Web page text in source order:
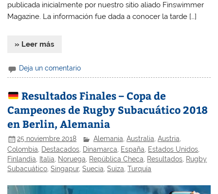
publicada inicialmente por nuestro sitio aliado Finswimmer
Magazine. La información fue dada a conocer la tarde […]
» Leer más
Deja un comentario
Resultados Finales – Copa de
Campeones de Rugby Subacuático 2018
en Berlin, Alemania
25 noviembre 2018 Alemania,Australia,Austria,
Colombia
Destacados Dinamarca España Estados Unidos
Finlandia
Italia Noruega República Checa Resultados Rugby
Subacuático ,Singapur,Suecia ,Suiza ,Turquía